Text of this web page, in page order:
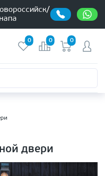
0 0 0
двери